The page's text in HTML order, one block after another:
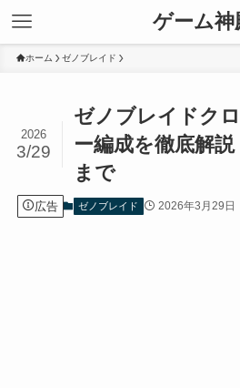
ゲーム神
ホーム ゼノブレイド
ゼノブレイドク
ー編成を徹底解
まで
2026
3/29
広告 ゼノブレイド 2026年3月29日